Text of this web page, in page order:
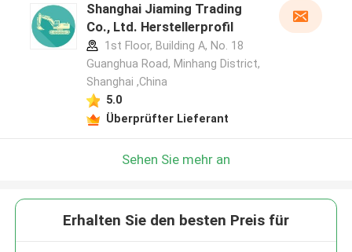
Shanghai Jiaming Trading
Co., Ltd. Herstellerprofil
1st Floor, Building A, No. 18
Guanghua Road, Minhang District,
Shanghai ,China
5.0
Überprüfter Lieferant
Sehen Sie mehr an
Erhalten Sie den besten Preis für